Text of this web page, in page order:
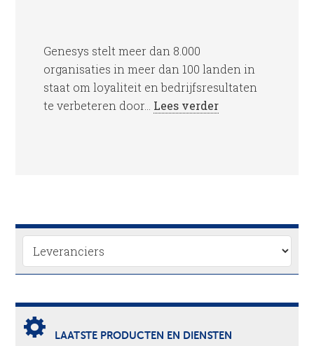
Genesys stelt meer dan 8.000
organisaties in meer dan 100 landen in
staat om loyaliteit en bedrijfsresultaten
te verbeteren door... Lees verder
LAATSTE PRODUCTEN EN DIENSTEN